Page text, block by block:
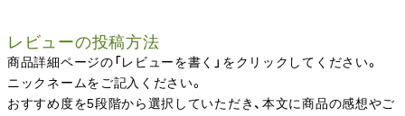
レビューの投稿方法
商品詳細ページの「レビューを書く」をクリックしてください。
ニックネームをご記入ください。
おすすめ度を5段階から選択していただき、本文に商品の感想やご